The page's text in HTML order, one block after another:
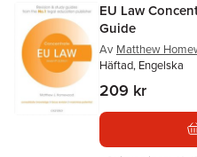
EU Law
Guide
Av Matthew
Häftad, Engelska
209 kr